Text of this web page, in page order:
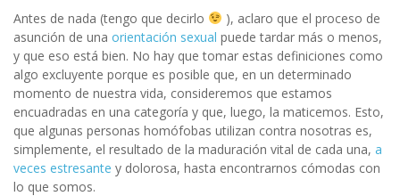
Antes de nada (tengo que decirlo
), aclaro que el proceso de
asunción de una orientación sexual puede tardar más o menos,
y que eso está bien. No hay que tomar estas definiciones como
algo excluyente porque es posible que, en un determinado
momento de nuestra vida, consideremos que estamos
encuadradas en una categoría y que, luego, la maticemos. Esto,
que algunas personas homófobas utilizan contra nosotras es,
simplemente, el resultado de la maduración vital de cada una, a
veces estresante y dolorosa, hasta encontrarnos cómodas con
lo que somos.